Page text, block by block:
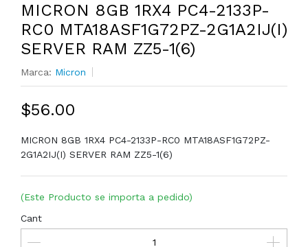
MICRON 8GB 1RX4 PC4-2133P-
RC0 MTA18ASF1G72PZ-2G1A2IJ(I)
SERVER RAM ZZ5-1(6)
Marca: Micron
$56.00
MICRON 8GB 1RX4 PC4-2133P-RC0 MTA18ASF1G72PZ-
2G1A2IJ(I) SERVER RAM ZZ5-1(6)
(Este Producto se importa a pedido)
Cant